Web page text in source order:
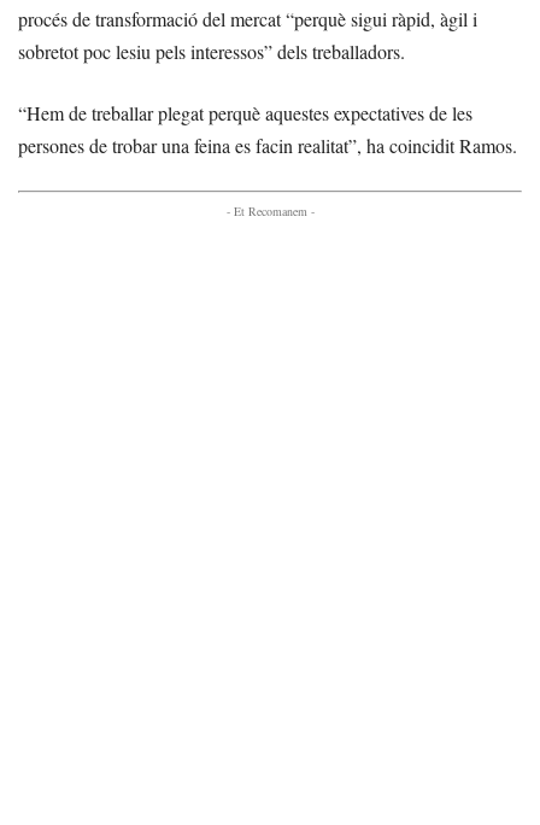
procés de transformació del mercat “perquè sigui ràpid, àgil i
sobretot poc lesiu pels interessos” dels treballadors.
“Hem de treballar plegat perquè aquestes expectatives de les
persones de trobar una feina es facin realitat”, ha coincidit Ramos.
- Et Recomanem -